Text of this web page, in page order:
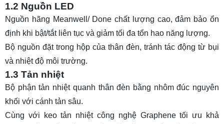
1.2 Nguồn LED
Nguồn hãng Meanwell/ Done chất lượng cao, đảm bảo ổn
định khi bật/tắt liên tục và giảm tối đa tổn hao năng lượng.
Bộ nguồn đặt trong hộp của thân đèn, tránh tác động từ bụi
và nhiệt độ môi trường.
1.3 Tản nhiệt
Bộ phận tản nhiệt quanh thân đèn bằng nhôm đúc nguyên
khối với cánh tản sâu.
Cùng với keo tản nhiệt công nghệ Graphene tối ưu khả